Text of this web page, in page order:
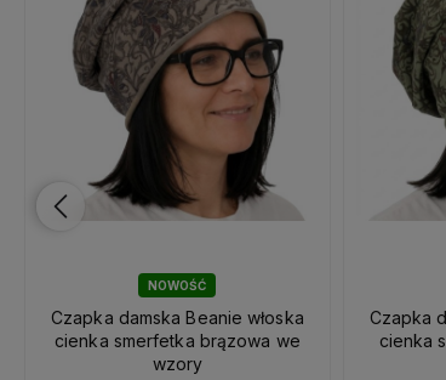
NOWOŚĆ
Czapka damska Beanie włoska
cienka smerfetka brązowa we
wzory
Czapka
cienka